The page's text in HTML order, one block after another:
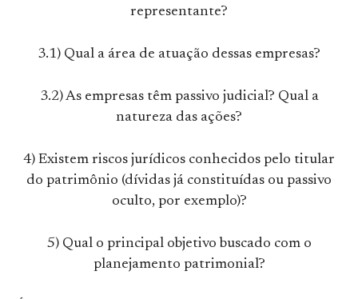
representante?
3.1) Qual a área de atuação dessas empresas?
3.2) As empresas têm passivo judicial? Qual a
natureza das ações?
4) Existem riscos jurídicos conhecidos pelo titular
do patrimônio (dívidas já constituídas ou passivo
oculto, por exemplo)?
5) Qual o principal objetivo buscado com o
planejamento patrimonial?